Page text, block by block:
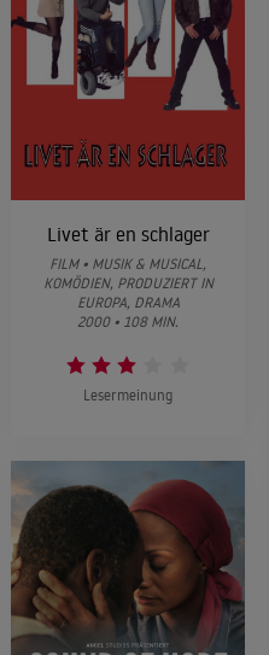
Livet är en schlager
FILM • MUSIK & MUSICAL,
KOMÖDIEN, PRODUZIERT IN
EUROPA, DRAMA
2000 • 108 MIN.
Lesermeinung